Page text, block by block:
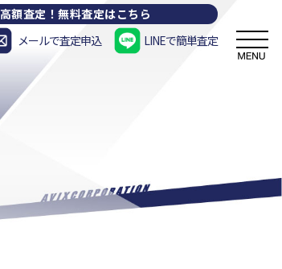
額査定！無料査定はこちら
メールで査定申込 LINEで簡単査定